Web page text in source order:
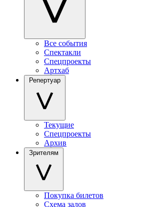
Все события
Спектакли
Спецпроекты
Артхаб
Репертуар
Текущие
Спецпроекты
Архив
Зрителям
Покупка билетов
Схема залов